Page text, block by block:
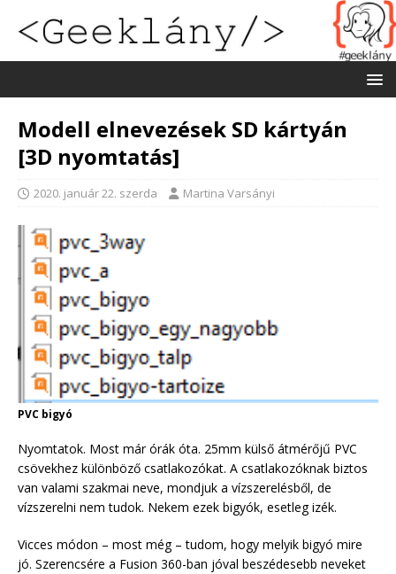
Modell elnevezések SD kártyán
[3D nyomtatás]
2020. január 22. szerda Martina Varsányi
PVC bigyó
Nyomtatok. Most már órák óta. 25mm külső átmérőjű PVC
csövekhez különböző csatlakozókat. A csatlakozóknak biztos
van valami szakmai neve, mondjuk a vízszerelésből, de
vízszerelni nem tudok. Nekem ezek bigyók, esetleg izék.
Vicces módon – most még – tudom, hogy melyik bigyó mire
jó. Szerencsére a Fusion 360-ban jóval beszédesebb neveket